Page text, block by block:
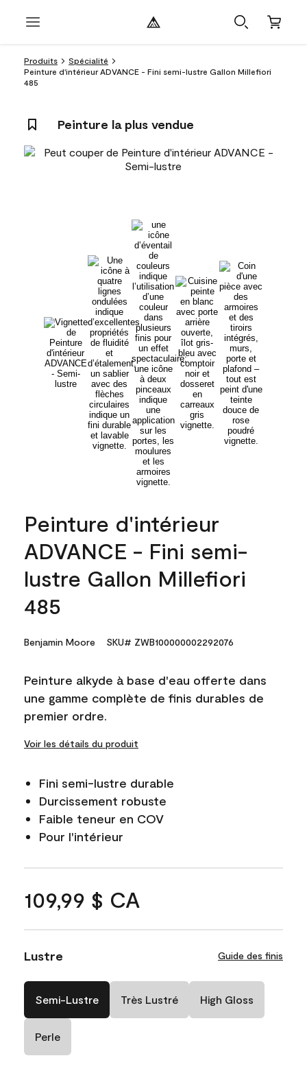
Produits
Spécialité
Peinture d'intérieur ADVANCE - Fini semi-lustre Gallon Millefiori
485
Peinture la plus vendue
Peinture d'intérieur
ADVANCE - Fini semi-
lustre Gallon Millefiori
485
Benjamin Moore SKU# ZWB100000002292076
Peinture alkyde à base d'eau offerte dans
une gamme complète de finis durables de
premier ordre.
Voir les détails du produit
Fini semi-lustre durable
Durcissement robuste
Faible teneur en COV
Pour l'intérieur
109,99 $ CA
Lustre Guide des finis
Semi-Lustre Très Lustré High Gloss
Perle